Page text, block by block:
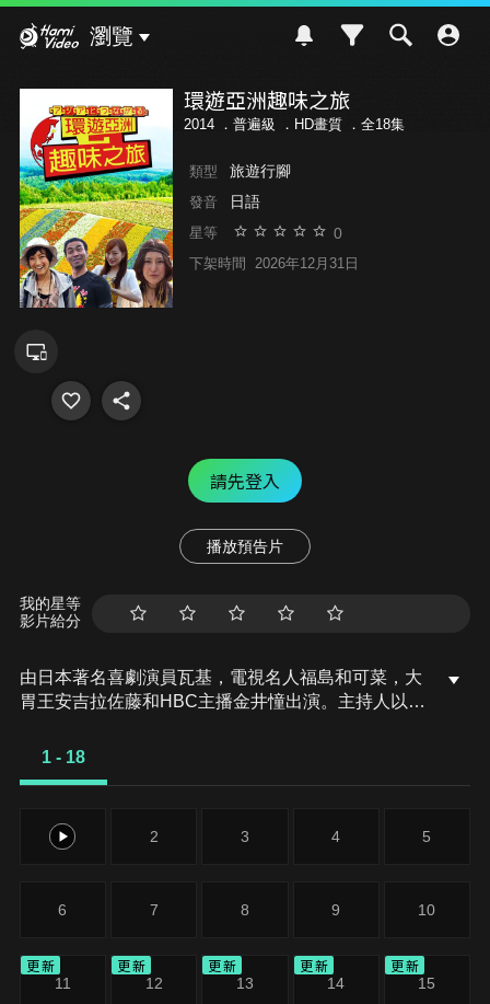
瀏覽
環遊亞洲趣味之旅
2014 ． 普遍級 ．HD畫質 ．全18集
類型 旅遊行腳
發音 日語
星等 0
下架時間 2026年12月31日
請先登入
播放預告片
我的星等
影片給分
由日本著名喜劇演員瓦基，電視名人福島和可菜，大
胃王安吉拉佐藤和HBC主播金井憧出演。主持人以探
北海道有關聯的東西」這個任務，去訪問一個亞洲國
爾、越南、韓國等13個國家。
1 - 18
1 2 3 4 5
6 7 8 9 10
更新
11
更新
12
更新
13
更新
14
更新
15